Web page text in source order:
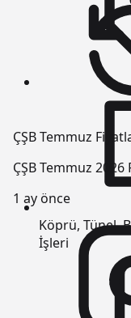
ÇŞB Temmuz
ÇŞB Temmuz
1 ay önce
Köprü, Tünel,
İşleri